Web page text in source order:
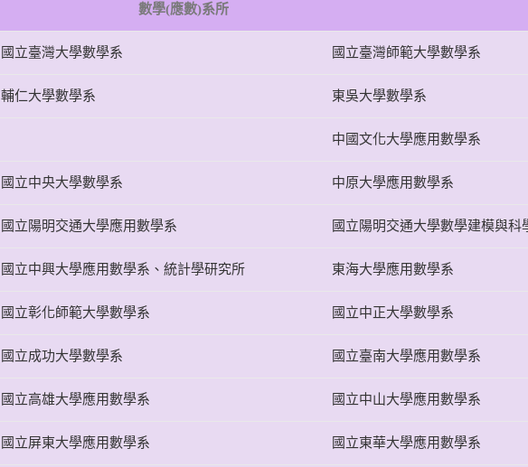
數學(應數)系所
國立臺灣大學數學系 國立臺灣師範大學數學系
輔仁大學數學系 東吳大學數學系
中國文化大學應用數學系
國立中央大學數學系 中原大學應用數學系
國立陽明交通大學應用數學系 國立陽明交通大學數學建模與科
國立中興大學應用數學系、統計學研究所 東海大學應用數學系
國立彰化師範大學數學系 國立中正大學數學系
國立成功大學數學系 國立臺南大學應用數學系
國立高雄大學應用數學系 國立中山大學應用數學系
國立屏東大學應用數學系 國立東華大學應用數學系